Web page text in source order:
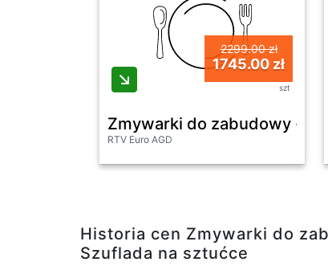
2299.00 zł
1745.00 zł
szt
Zmywarki do zabudowy -
RTV Euro AGD
Historia cen Zmywarki do
Szuflada na sztućce